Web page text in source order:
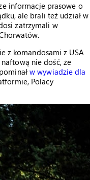
informacje prasowe o
ale brali też udział w
zatrzymali w
z komandosami z USA
nie dość, że
w wywiadzie dla
Polacy